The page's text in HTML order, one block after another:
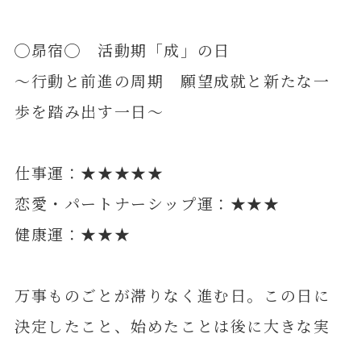
◯昴宿◯ 活動期「成」の日
～行動と前進の周期 願望成就と新たな一
歩を踏み出す一日～
仕事運：★★★★★
恋愛・パートナーシップ運：★★★
健康運：★★★
万事ものごとが滞りなく進む日。この日に
決定したこと、始めたことは後に大きな実